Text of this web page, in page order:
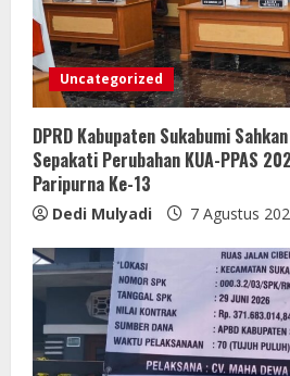
Uncategorized
DPRD Kabupaten Sukabumi
Sepakati Perubahan KUA-PPAS
Paripurna Ke-13
Dedi Mulyadi 7 Agustus